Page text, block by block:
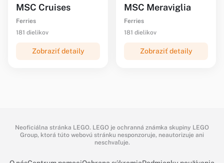
MSC Cruises
Ferries
181 dielikov
Zobraziť detaily
MSC Meraviglia
Ferries
181 dielikov
Zobraziť detaily
Neoficiálna stránka LEGO. LEGO je ochranná známka skupiny LEGO
Group, ktorá túto webovú stránku nesponzoruje, neautorizuje ani
neschvaľuje.